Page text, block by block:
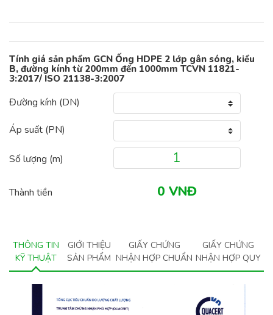
Tính giá sản phẩm GCN Ống HDPE 2 lớp gân sóng, kiểu
B, đường kính từ 200mm đến 1000mm TCVN 11821-
3:2017/ ISO 21138-3:2007
Đường kính (DN)
Áp suất (PN)
Số lượng (m)
Thành tiền
THÔNG TIN
KỸ THUẬT
GIỚI THIỆU
SẢN PHẨM
GIẤY CHỨNG
NHẬN HỢP CHUẨN
GIẤY CHỨNG
NHẬN HỢP QUY